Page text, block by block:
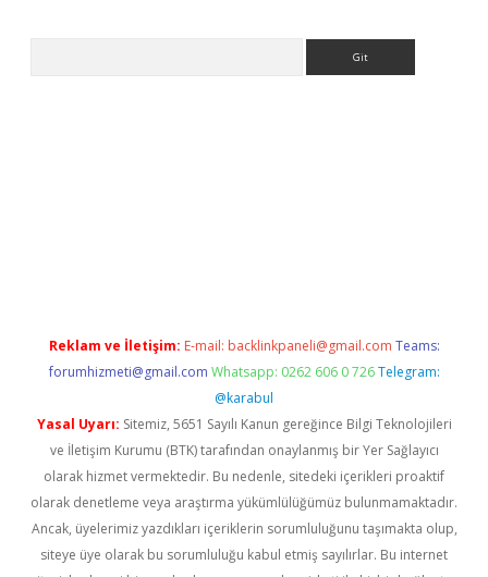
Reklam ve İletişim: E-mail: backlinkpaneli@gmail.com Teams:
forumhizmeti@gmail.com Whatsapp: 0262 606 0 726 Telegram:
@karabul
Yasal Uyarı: Sitemiz, 5651 Sayılı Kanun gereğince Bilgi Teknolojileri
ve İletişim Kurumu (BTK) tarafından onaylanmış bir Yer Sağlayıcı
olarak hizmet vermektedir. Bu nedenle, sitedeki içerikleri proaktif
olarak denetleme veya araştırma yükümlülüğümüz bulunmamaktadır.
Ancak, üyelerimiz yazdıkları içeriklerin sorumluluğunu taşımakta olup,
siteye üye olarak bu sorumluluğu kabul etmiş sayılırlar. Bu internet